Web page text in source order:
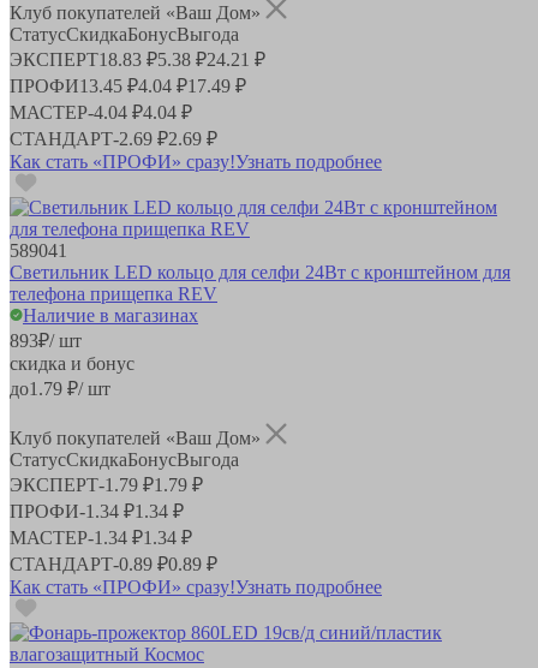
Клуб покупателей «Ваш Дом»
СтатусСкидкаБонусВыгода
ЭКСПЕРТ18.83 ₽5.38 ₽24.21 ₽
ПРОФИ13.45 ₽4.04 ₽17.49 ₽
МАСТЕР-4.04 ₽4.04 ₽
СТАНДАРТ-2.69 ₽2.69 ₽
Как стать «ПРОФИ» сразу!Узнать подробнее
589041
Светильник LED кольцо для селфи 24Вт с кронштейном для
телефона прищепка REV
Наличие в магазинах
893₽/ шт
скидка и бонус
до1.79 ₽/ шт
Клуб покупателей «Ваш Дом»
СтатусСкидкаБонусВыгода
ЭКСПЕРТ-1.79 ₽1.79 ₽
ПРОФИ-1.34 ₽1.34 ₽
МАСТЕР-1.34 ₽1.34 ₽
СТАНДАРТ-0.89 ₽0.89 ₽
Как стать «ПРОФИ» сразу!Узнать подробнее